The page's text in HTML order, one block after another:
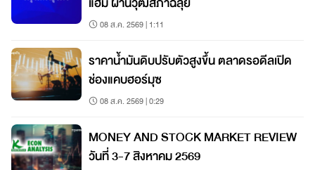
08 ส.ค. 2569 | 1:11
ราคาน้ำมันดิบปรับตัวสูงขึ้น ตลาดรอดีลเปิด
ช่องแคบฮอร์มุซ
08 ส.ค. 2569 | 0:29
MONEY AND STOCK MARKET REVIEW
วันที่ 3-7 สิงหาคม 2569